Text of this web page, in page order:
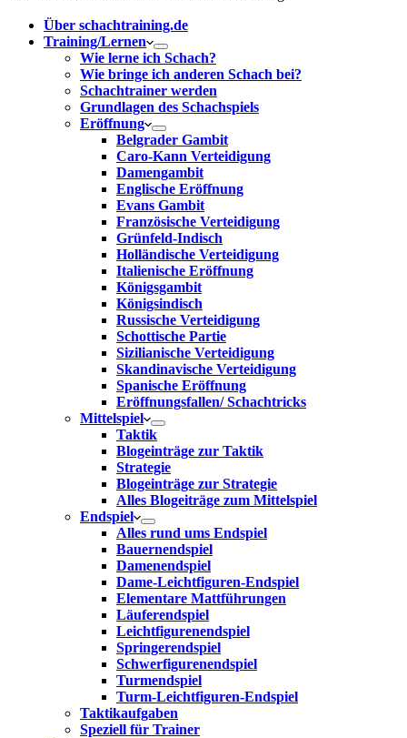
Über schachtraining.de
Training/Lernen
Wie lerne ich Schach?
Wie bringe ich anderen Schach bei?
Schachtrainer werden
Grundlagen des Schachspiels
Eröffnung
Belgrader Gambit
Caro-Kann Verteidigung
Damengambit
Englische Eröffnung
Evans Gambit
Französische Verteidigung
Grünfeld-Indisch
Holländische Verteidigung
Italienische Eröffnung
Königsgambit
Königsindisch
Russische Verteidigung
Schottische Partie
Sizilianische Verteidigung
Skandinavische Verteidigung
Spanische Eröffnung
Eröffnungsfallen/ Schachtricks
Mittelspiel
Taktik
Blogeinträge zur Taktik
Strategie
Blogeinträge zur Strategie
Alles Blogeiträge zum Mittelspiel
Endspiel
Alles rund ums Endspiel
Bauernendspiel
Damenendspiel
Dame-Leichtfiguren-Endspiel
Elementare Mattführungen
Läuferendspiel
Leichtfigurenendspiel
Springerendspiel
Schwerfigurenendspiel
Turmendspiel
Turm-Leichtfiguren-Endspiel
Taktikaufgaben
Speziell für Trainer